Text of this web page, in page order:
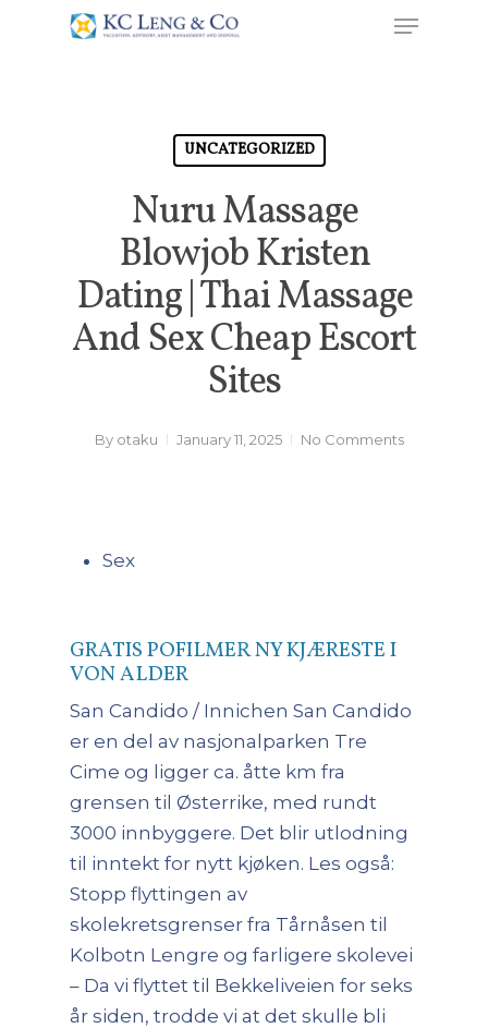
UNCATEGORIZED
Nuru Massage
Blowjob Kristen
Dating | Thai Massage
And Sex Cheap Escort
Sites
By otaku January 11, 2025 No Comments
Sex
GRATIS POFILMER NY KJÆRESTE I
VON ALDER
San Candido / Innichen San Candido
er en del av nasjonalparken Tre
Cime og ligger ca. åtte km fra
grensen til Østerrike, med rundt
3000 innbyggere. Det blir utlodning
til inntekt for nytt kjøken. Les også:
Stopp flyttingen av
skolekretsgrenser fra Tårnåsen til
Kolbotn Lengre og farligere skolevei
– Da vi flyttet til Bekkeliveien for seks
år siden, trodde vi at det skulle bli